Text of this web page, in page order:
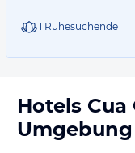
1 Ruhesuchende
Hotels Cua
Umgebung